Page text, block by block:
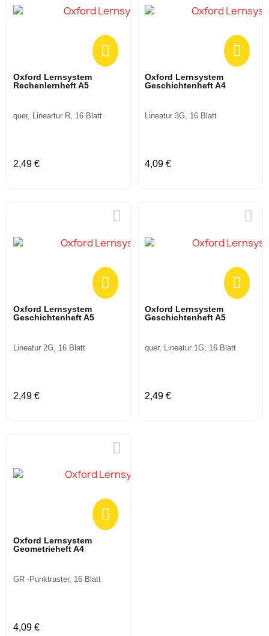
Oxford Lernsystem
Rechenlernheft A5
quer, Lineartur R, 16 Blatt
2,49 €
Oxford Lernsystem
Geschichtenheft A4
Lineatur 3G, 16 Blatt
4,09 €
Oxford Lernsystem
Geschichtenheft A5
Lineatur 2G, 16 Blatt
2,49 €
Oxford Lernsystem
Geschichtenheft A5
quer, Lineatur 1G, 16 Blatt
2,49 €
Oxford Lernsystem
Geometrieheft A4
GR -Punktraster, 16 Blatt
4,09 €